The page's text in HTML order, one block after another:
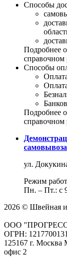
Способы
Подробнее
справочном
Способы
Подробнее
справочном
самовывоза
ул.
Режим
Пн. – Пт.: с
2026 © Швейная
ООО
ОГРН:
125167 г. Москва
офис 2